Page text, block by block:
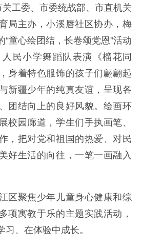
工委、市委统战部、市直机关
局主办，小溪唇社区协办，梅
“童心绘团结，长卷颂党恩”活动
民小学舞蹈队表演《榴花同
身着特色服饰的孩子们翩翩起
新疆少年的纯真友谊，呈现各
团结向上的良好风貌。绘画环
校园廊道，学生们手执画笔、
，把对党和祖国的热爱、对民
好生活的向往，一笔一画融入
区聚焦少年儿童身心健康和综
项寓教于乐的主题实践活动，
、在体验中成长。